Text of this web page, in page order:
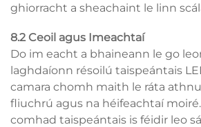
ghiorracht a sheachaint le linn
8.2 Ceoil agus Imeachtaí
Do im eacht a bhaineann le go
laghdaíonn résoilú taispeántais
camara chomh maith le ráta
fliuchrú agus na héifeachtaí
comhad taispeántais is féidir leo